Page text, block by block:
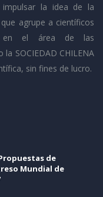
impulsar la idea de la
agrupe a científicos
en el área de las
SOCIEDAD CHILENA
sin fines de lucro.
de
Mundial de